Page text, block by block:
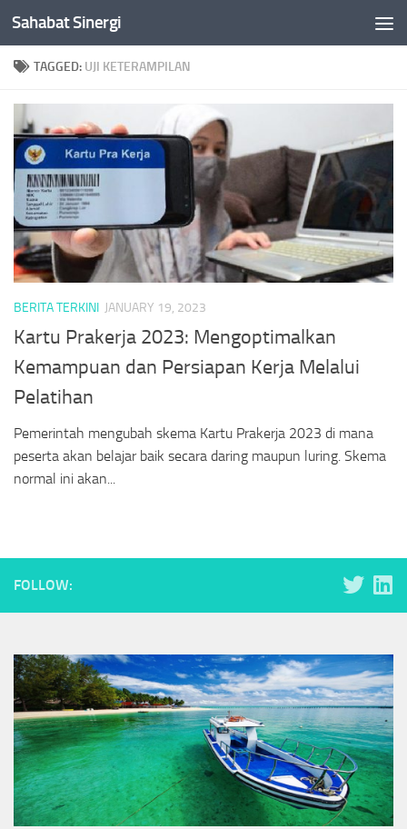
Skip to content
Sahabat Sinergi
TAGGED: UJI KETERAMPILAN
BERITA TERKINI JANUARY 19, 2023
Kartu Prakerja 2023: Mengoptimalkan
Kemampuan dan Persiapan Kerja Melalui
Pelatihan
Pemerintah mengubah skema Kartu Prakerja 2023 di mana
peserta akan belajar baik secara daring maupun luring. Skema
normal ini akan...
FOLLOW: